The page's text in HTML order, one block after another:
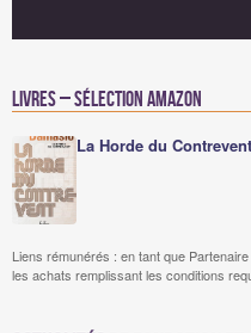
Livres – Sélection Amazon
La Horde du Contrevent
Liens rémunérés : en tant que
les achats remplissant les conditions